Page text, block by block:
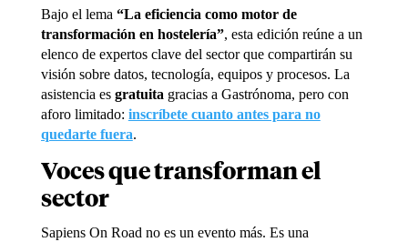
Bajo el lema “La eficiencia como motor de
transformación en hostelería”, esta edición reúne a un
elenco de expertos clave del sector que compartirán su
visión sobre datos, tecnología, equipos y procesos. La
asistencia es gratuita gracias a Gastrónoma, pero con
aforo limitado: inscríbete cuanto antes para no
quedarte fuera.
Voces que transforman el
sector
Sapiens On Road no es un evento más. Es una